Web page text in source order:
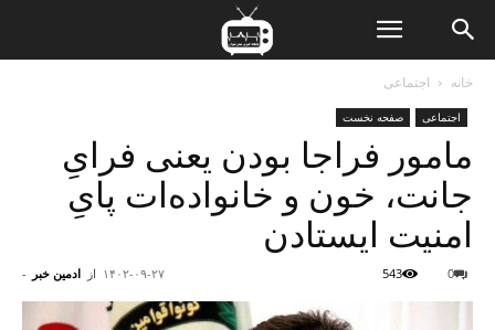
خانه اجتماعی
اجتماعی صفحه نخست
مامور فراجا بودن یعنی فرایِ
جانت، خون و خانواده‌ات پایِ
امنیت ایستادن
از ادمین خبر - ۱۴۰۲-۰۹-۲۷ 0
543